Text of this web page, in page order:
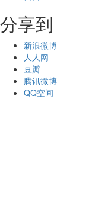
分享到
新浪微博
人人网
豆瓣
腾讯微博
QQ空间